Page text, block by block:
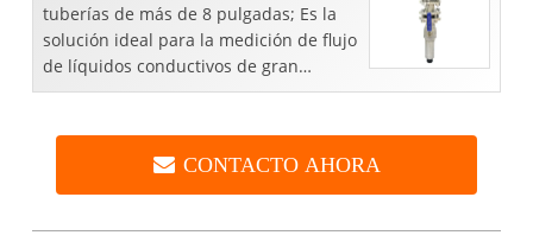
tuberías de más de 8 pulgadas; Es la
solución ideal para la medición de flujo
de líquidos conductivos de gran
tamaño de tubería, como aguas
CONTACTO AHORA